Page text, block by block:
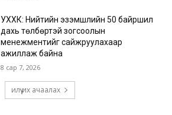
УХХК: Нийтийн эзэмшлийн 50 байршил
дахь төлбөртэй зогсоолын
менежментийг сайжруулахаар
ажиллаж байна
8 сар 7, 2026
илүү их ачаалах